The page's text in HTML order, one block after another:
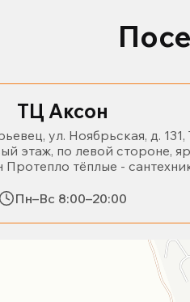
ТЦ Аксон
ул. Ноябрьская, д.
этаж, по левой стороне,
Протепло тёплые -
Пн–Вс 8:00–20:00